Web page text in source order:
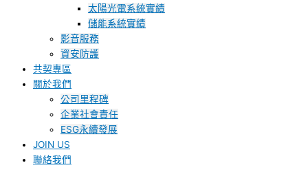
太陽光電系統實績
儲能系統實績
影音服務
資安防護
共契專區
關於我們
公司里程碑
企業社會責任
ESG永續發展
JOIN US
聯絡我們